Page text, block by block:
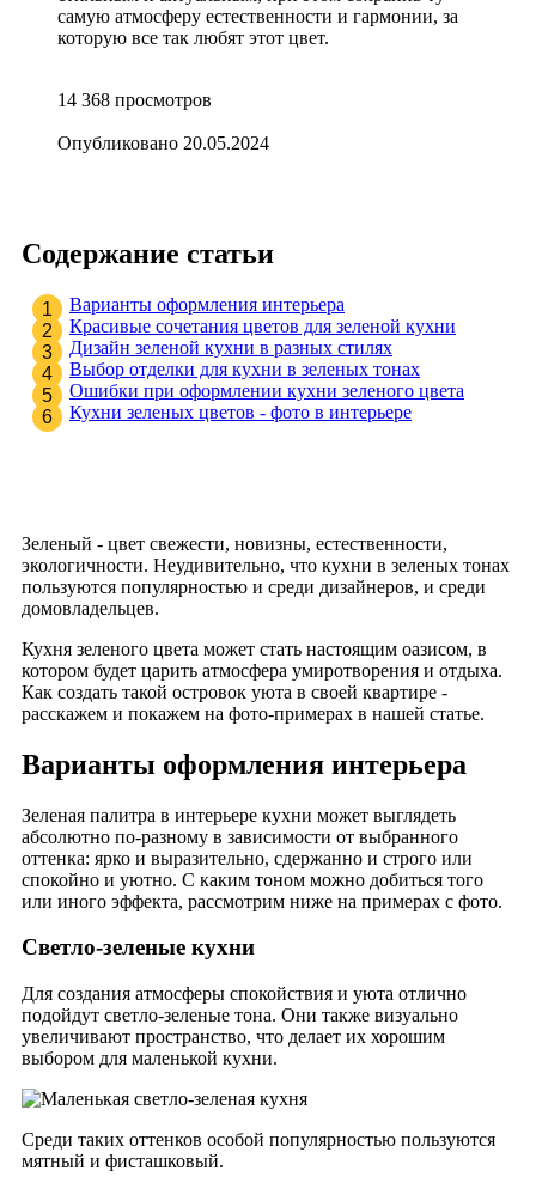
самую атмосферу естественности и гармонии, за
которую все так любят этот цвет.
14 368 просмотров
Опубликовано 20.05.2024
Содержание статьи
Варианты оформления интерьера
Красивые сочетания цветов для зеленой кухни
Дизайн зеленой кухни в разных стилях
Выбор отделки для кухни в зеленых тонах
Ошибки при оформлении кухни зеленого цвета
Кухни зеленых цветов - фото в интерьере
Зеленый - цвет свежести, новизны, естественности,
экологичности. Неудивительно, что кухни в зеленых тонах
пользуются популярностью и среди дизайнеров, и среди
домовладельцев.
Кухня зеленого цвета может стать настоящим оазисом, в
котором будет царить атмосфера умиротворения и отдыха.
Как создать такой островок уюта в своей квартире -
расскажем и покажем на фото-примерах в нашей статье.
Варианты оформления интерьера
Зеленая палитра в интерьере кухни может выглядеть
абсолютно по-разному в зависимости от выбранного
оттенка: ярко и выразительно, сдержанно и строго или
спокойно и уютно. С каким тоном можно добиться того
или иного эффекта, рассмотрим ниже на примерах с фото.
Светло-зеленые кухни
Для создания атмосферы спокойствия и уюта отлично
подойдут светло-зеленые тона. Они также визуально
увеличивают пространство, что делает их хорошим
выбором для маленькой кухни.
Среди таких оттенков особой популярностью пользуются
мятный и фисташковый.